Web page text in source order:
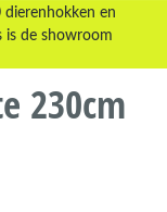
en
is de showroom
230cm